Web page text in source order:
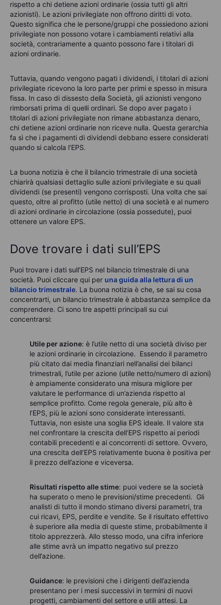
rispetto a chi detiene azioni ordinarie (ossia tutti gli altri
azionisti). Le azioni privilegiate non offrono diritti di voto.
Questo significa che le persone/gruppi che possiedono azioni
privilegiate non possono votare i cambiamenti relativi alla
società, contrariamente a quanto possono fare i titolari di
azioni ordinarie.
Tuttavia, quando vengono pagati i dividendi, i titolari di azioni
privilegiate ricevono la loro parte per primi e spesso in misura
fissa. In caso di dissesto della Società, gli azionisti vengono
rimborsati prima di quelli ordinari. Se dopo aver pagato i
titolari di azioni privilegiate non rimane abbastanza denaro,
chi detiene azioni ordinarie non riceve nulla. Questa gerarchia
fa sì che i pagamenti di dividendi debbano essere considerati
quando si calcola l’EPS.
La buona notizia è che il bilancio trimestrale di una società
chiarirà qualsiasi dettaglio sulle azioni privilegiate e su quali
dividendi (se presenti) vengono corrisposti. Una volta che sai
questo, oltre al profitto (utile netto) di una società e al numero
di azioni ordinarie in circolazione (ossia possedute), puoi
ottenere un valore EPS.
Dove trovare i dati sull’EPS
Puoi trovare i dati sull’EPS nel bilancio trimestrale di una
società. Puoi cliccare qui per una guida alla lettura di un
bilancio trimestrale. La buona notizia è che, se sai su cosa
concentrarti, un bilancio trimestrale è abbastanza semplice da
comprendere. Ci sono tre aspetti principali su cui
concentrarsi:
Utile per azione: è l’utile netto di una società diviso per
le azioni ordinarie in circolazione. Essendo il parametro
più citato dai media finanziari nell’analisi dei bilanci
trimestrali, l’utile per azione (utile netto/numero di azioni)
è ampiamente considerato una misura migliore per
valutare le performance di un’azienda rispetto al
semplice profitto. Come regola generale, più alto è
l’EPS, più le azioni sono considerate interessanti.
Tuttavia, non esiste una soglia EPS ideale. Il valore sta
nel confrontare la crescita dell’EPS rispetto ai periodi
contabili precedenti e ai concorrenti di settore. Ovvero,
una crescita dell’EPS relativamente buona è positiva per
il prezzo dell’azione e viceversa.
Risultati rispetto alle stime: puoi vedere se la società
ha superato o meno le previsioni/stime precedenti. Gli
analisti di tutto il mondo stimano diversi parametri, tra
cui ricavi, EPS, perdite e vendite. Se il risultato effettivo
è superiore alla media di queste stime, probabilmente il
titolo apprezzerà. Allo stesso modo, una cifra inferiore
alle stime avrà un impatto negativo sul prezzo
dell’azione.
Guidance: le previsioni che i dirigenti dell’azienda
presentano per i mesi successivi in termini di nuovi
progetti, cambiamenti del settore e utili attesi. La